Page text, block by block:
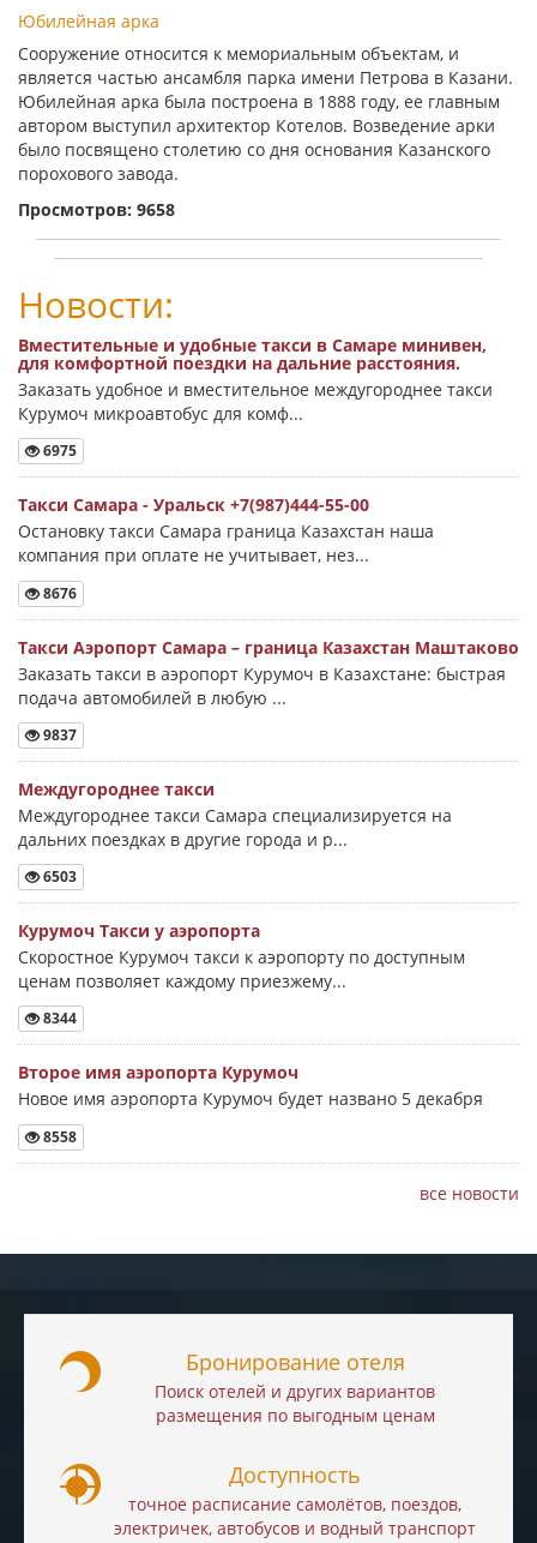
Юбилейная арка
Сооружение относится к мемориальным объектам, и
является частью ансамбля парка имени Петрова в Казани.
Юбилейная арка была построена в 1888 году, ее главным
автором выступил архитектор Котелов. Возведение арки
было посвящено столетию со дня основания Казанского
порохового завода.
Просмотров: 9658
Новости:
Вместительные и удобные такси в Самаре минивен,
для комфортной поездки на дальние расстояния.
Заказать удобное и вместительное междугороднее такси
Курумоч микроавтобус для комф...
6975
Такси Самара - Уральск +7(987)444-55-00
Остановку такси Самара граница Казахстан наша
компания при оплате не учитывает, нез...
8676
Такси Аэропорт Самара – граница Казахстан Маштаково
Заказать такси в аэропорт Курумоч в Казахстане: быстрая
подача автомобилей в любую ...
9837
Междугороднее такси
Междугороднее такси Самара специализируется на
дальних поездках в другие города и р...
6503
Курумоч Такси у аэропорта
Скоростное Курумоч такси к аэропорту по доступным
ценам позволяет каждому приезжему...
8344
Второе имя аэропорта Курумоч
Новое имя аэропорта Курумоч будет названо 5 декабря
8558
все новости
Бронирование отеля
Поиск отелей и других вариантов
размещения по выгодным ценам
Доступность
точное расписание самолётов, поездов,
электричек, автобусов и водный транспорт